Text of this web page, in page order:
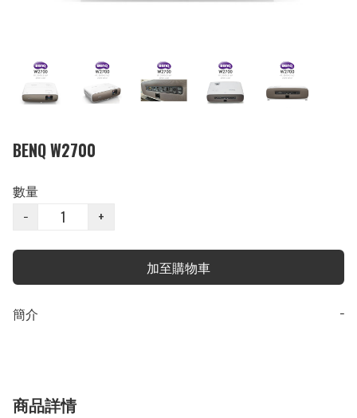
BENQ W2700
數量
−
+
加至購物車
簡介 −
商品詳情